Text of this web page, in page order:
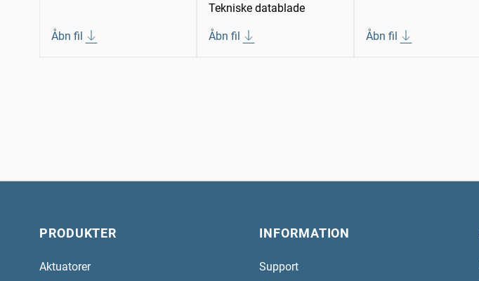
Åbn fil
Tekniske datablade
Åbn fil Åbn fil
PRODUKTER
Aktuatorer
INFORMATION
Support